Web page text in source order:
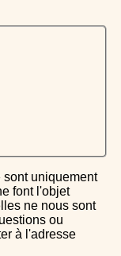
font l'objet
ne nous sont
ou
à l'adresse